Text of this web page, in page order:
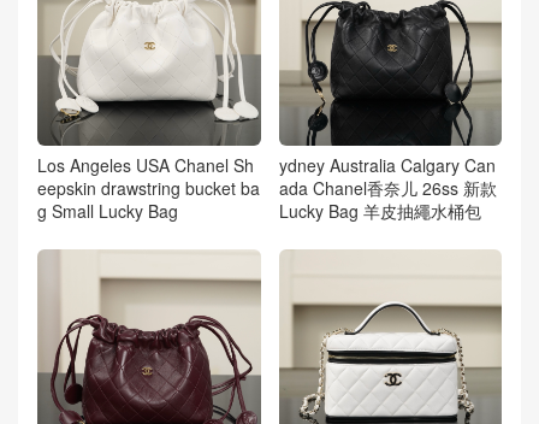
Los Angeles USA Chanel Sh
eepskin drawstring bucket ba
g Small Lucky Bag
ydney Australia Calgary Can
ada Chanel香奈儿 26ss 新款
Lucky Bag 羊皮抽繩水桶包